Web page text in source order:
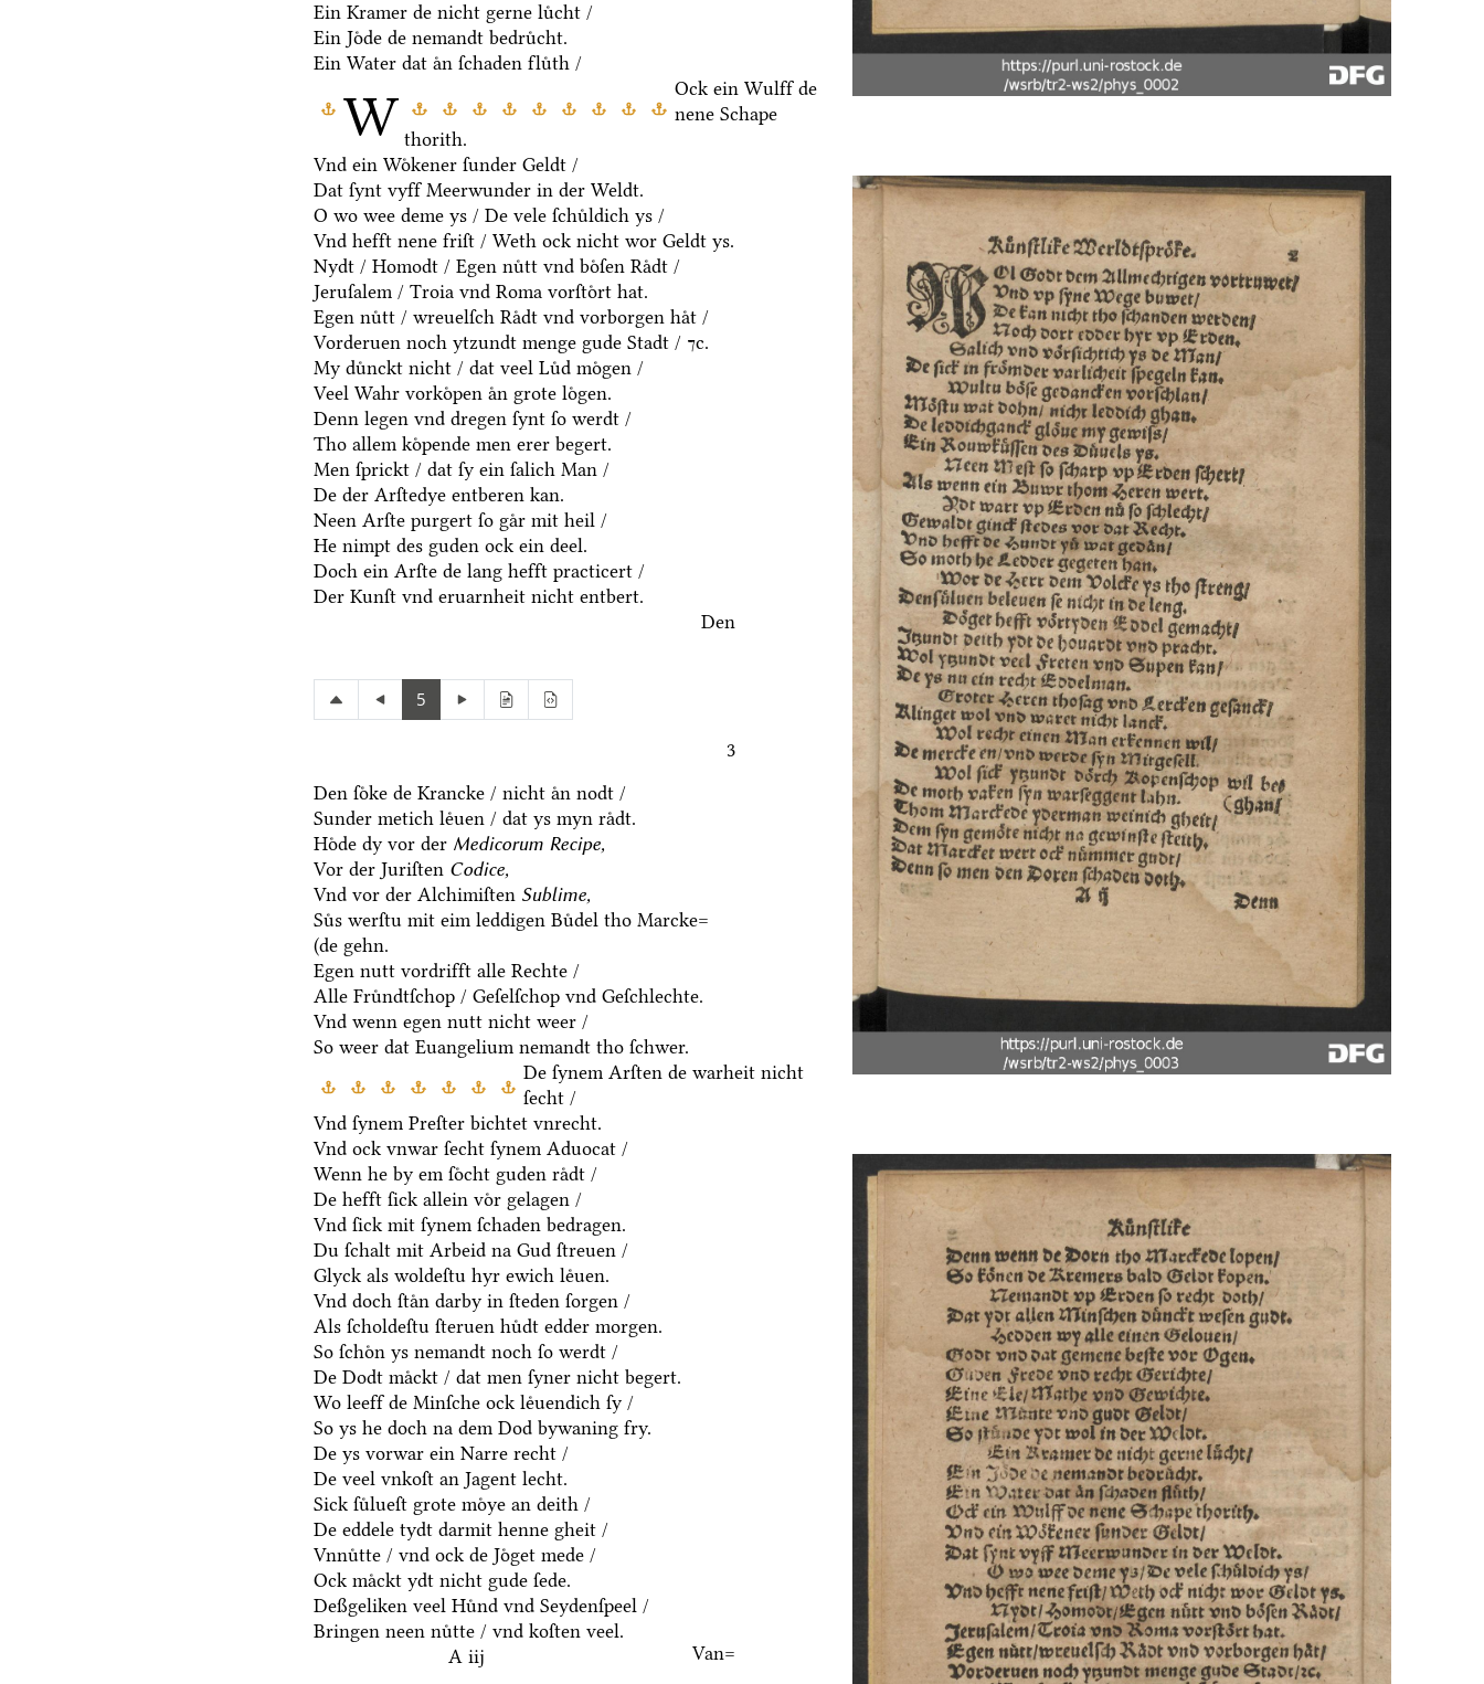
W
Ein Kramer de nicht gerne luͤcht /
Ein Joͤde de nemandt bedruͤcht.
Ein Water dat aͤn ſchaden fluͤth /
Ock ein Wulff de
nene Schape
thorith.
Vnd ein Woͤkener ſunder Geldt /
Dat ſynt vyff Meerwunder in der Weldt.
O wo wee deme ys / De vele ſchuͤldich ys /
Vnd hefft nene friſt / Weth ock nicht wor Geldt ys.
Nydt / Homodt / Egen nuͤtt vnd boͤſen Raͤdt /
Jeruſalem / Troia vnd Roma vorſtoͤrt hat.
Egen nuͤtt / wreuelſch Raͤdt vnd vorborgen haͤt /
Vorderuen noch ytzundt menge gude Stadt / ⁊c.
My duͤnckt nicht / dat veel Luͤd moͤgen /
Veel Wahr vorkoͤpen aͤn grote loͤgen.
Denn legen vnd dregen ſynt ſo werdt /
Tho allem koͤpende men erer begert.
Men ſprickt / dat ſy ein ſalich Man /
De der Arſtedye entberen kan.
Neen Arſte purgert ſo gaͤr mit heil /
He nimpt des guden ock ein deel.
Doch ein Arſte de lang hefft practicert /
Der Kunſt vnd eruarnheit nicht entbert.
Den
5
3
Den ſoͤke de Krancke / nicht aͤn nodt /
Sunder metich leͤuen / dat ys myn raͤdt.
Hoͤde dy vor der Medicorum Recipe,
Vor der Juriſten Codice,
Vnd vor der Alchimiſten Sublime,
Suͤs werſtu mit eim leddigen Buͤdel tho Marcke=
(de gehn.
Egen nutt vordrifft alle Rechte /
Alle Fruͤndtſchop / Geſelſchop vnd Geſchlechte.
Vnd wenn egen nutt nicht weer /
So weer dat Euangelium nemandt tho ſchwer.
De ſynem Arſten de warheit nicht
ſecht /
Vnd ſynem Preſter bichtet vnrecht.
Vnd ock vnwar ſecht ſynem Aduocat /
Wenn he by em ſoͤcht guden raͤdt /
De hefft ſick allein voͤr gelagen /
Vnd ſick mit ſynem ſchaden bedragen.
Du ſchalt mit Arbeid na Gud ſtreuen /
Glyck als woldeſtu hyr ewich leͤuen.
Vnd doch ſtaͤn darby in ſteden ſorgen /
Als ſcholdeſtu ſteruen huͤdt edder morgen.
So ſchoͤn ys nemandt noch ſo werdt /
De Dodt maͤckt / dat men ſyner nicht begert.
Wo leeff de Minſche ock leͤuendich ſy /
So ys he doch na dem Dod bywaning fry.
De ys vorwar ein Narre recht /
De veel vnkoſt an Jagent lecht.
Sick ſuͤlueſt grote moͤye an deith /
De eddele tydt darmit henne gheit /
Vnnuͤtte / vnd ock de Joͤget mede /
Ock maͤckt ydt nicht gude ſede.
Deßgeliken veel Huͤnd vnd Seydenſpeel /
Bringen neen nuͤtte / vnd koſten veel.
A iij
Van=